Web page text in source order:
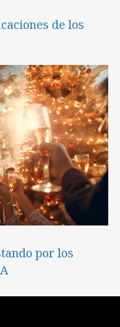
de los
por los